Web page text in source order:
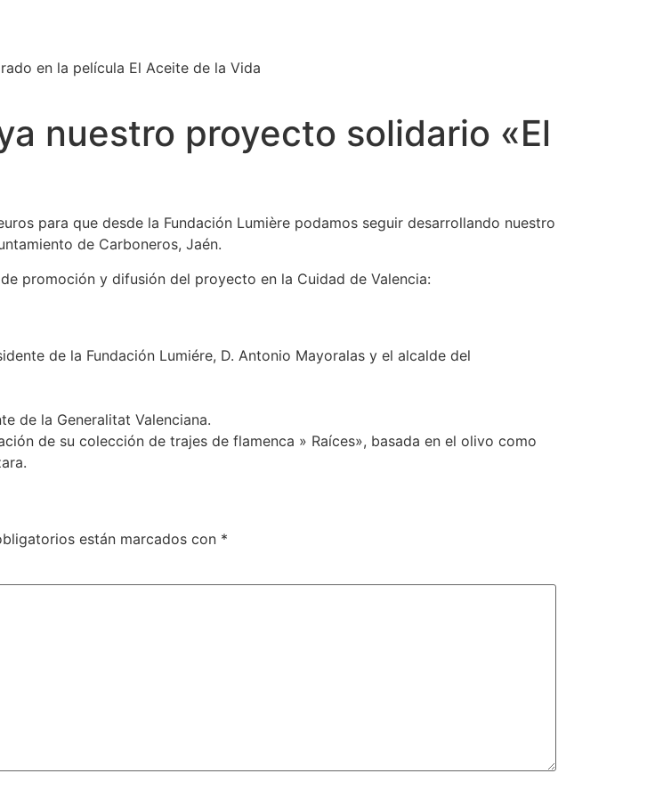
en la película El Aceite de la Vida
nuestro proyecto solidario «El
para que desde la Fundación Lumière podamos seguir desarrollando nuestro
de Carboneros, Jaén.
promoción y difusión del proyecto en la Cuidad de Valencia:
de la Fundación Lumiére, D. Antonio Mayoralas y el alcalde del
de la Generalitat Valenciana.
de su colección de trajes de flamenca » Raíces», basada en el olivo como
están marcados con *